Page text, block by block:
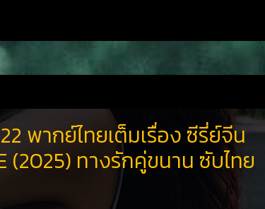
พากย์ไทยเต็มเรื่อง ซีรี่ย์จีน
(2025) ทางรักคู่ขนาน ซับไทย